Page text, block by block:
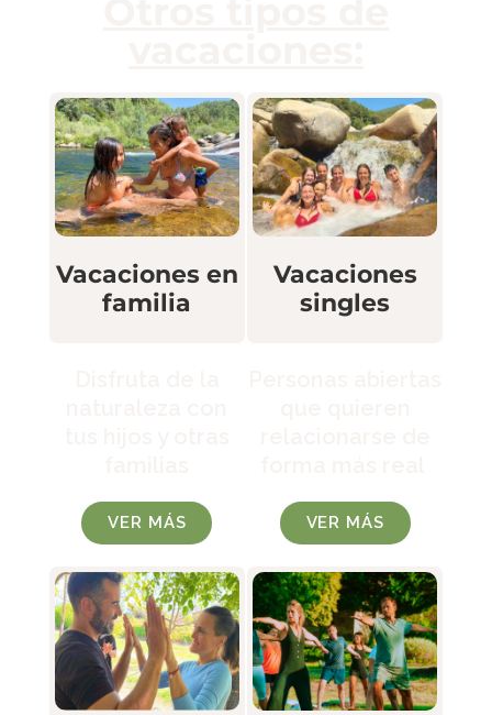
Vacaciones en
familia
VER MÁS
Vacaciones
singles
VER MÁS